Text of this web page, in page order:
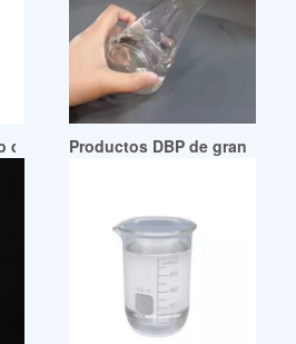
de fábrica de 18 años R134a DBP
Productos DBP de gran